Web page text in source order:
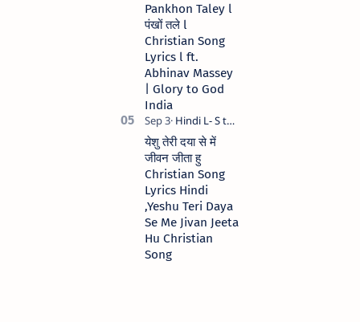
Pankhon Taley l
पंखों तले l
Christian Song
Lyrics l ft.
Abhinav Massey
| Glory to God
India
येशु तेरी दया से में
जीवन जीता हु
Christian Song
Lyrics Hindi
,Yeshu Teri Daya
Se Me Jivan Jeeta
Hu Christian
Song